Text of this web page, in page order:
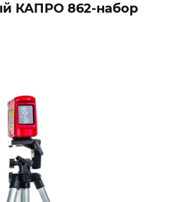
КАПРО 862-набор